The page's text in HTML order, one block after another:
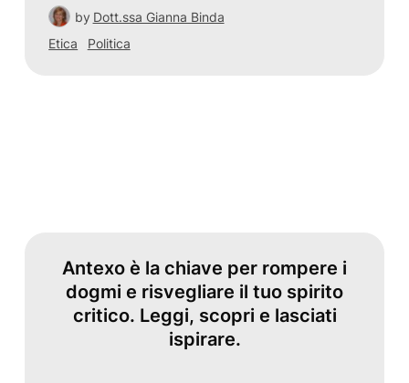
by Dott.ssa Gianna Binda
Etica
Politica
Antexo è la chiave per rompere i
dogmi e risvegliare il tuo spirito
critico. Leggi, scopri e lasciati
ispirare.